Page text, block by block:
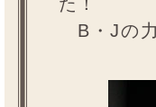
B・Jの